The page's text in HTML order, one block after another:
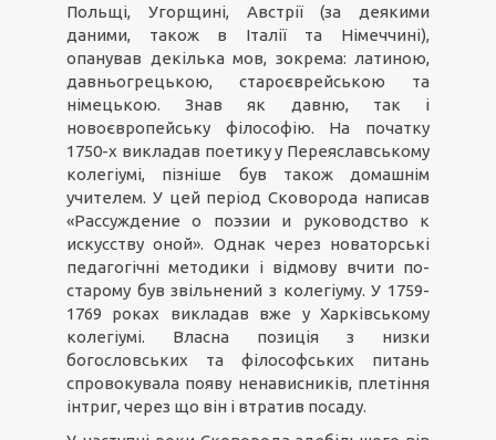
Польщі, Угорщині, Австрії (за деякими
даними, також в Італії та Німеччині),
опанував декілька мов, зокрема: латиною,
давньогрецькою, староєврейською та
німецькою. Знав як давню, так і
новоєвропейську філософію. На початку
1750-х викладав поетику у Переяславському
колегіумі, пізніше був також домашнім
учителем. У цей період Сковорода написав
«Рассуждение о поэзии и руководство к
искусству оной». Однак через новаторські
педагогічні методики і відмову вчити по-
старому був звільнений з колегіуму. У 1759-
1769 роках викладав вже у Харківському
колегіумі. Власна позиція з низки
богословських та філософських питань
спровокувала появу ненависників, плетіння
інтриг, через що він і втратив посаду.